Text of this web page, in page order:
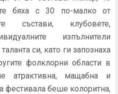
бяха с 30 по-малко от
състави, клубовете,
изпълнители
си, като ги запознаха
фолклорни области в
атрактивна, мащабна и
фестивала беше колоритна,